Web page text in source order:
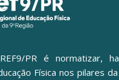
PR é normatizar,
Física nos pilares